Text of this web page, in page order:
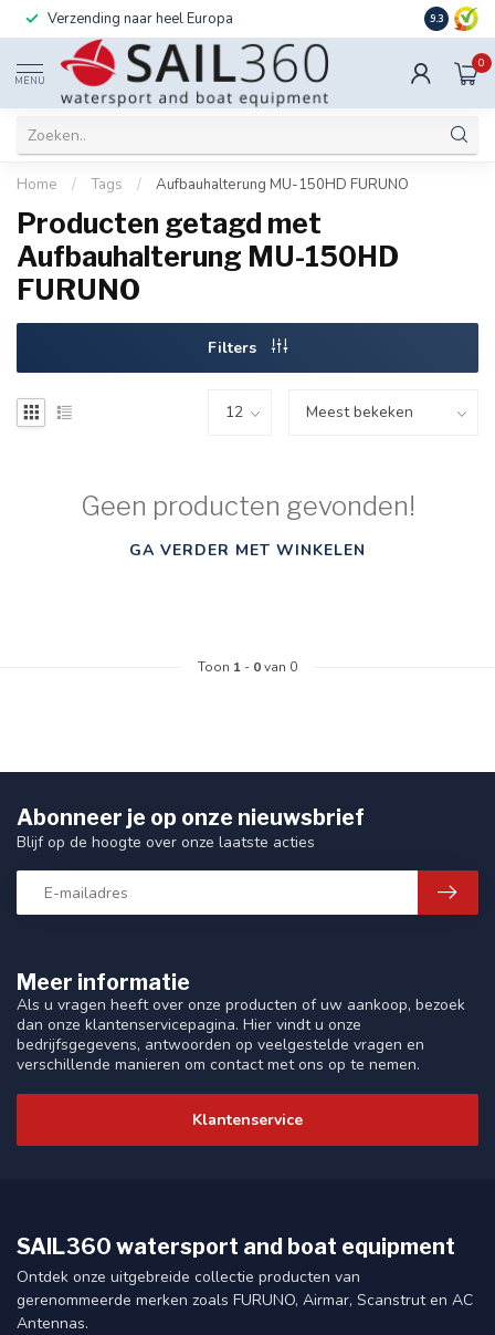
Verzending naar heel Europa Ook
9.3
MENU
0
Home / Tags / Aufbauhalterung MU-150HD FURUNO
Producten getagd met
Aufbauhalterung MU-150HD
FURUNO
Filters
Geen producten gevonden!
GA VERDER MET WINKELEN
Toon 1 - 0van 0
Meer informatie
Als u vragen heeft over onze producten of uw aankoop, bezoek
dan onze klantenservicepagina. Hier vindt u onze
bedrijfsgegevens, antwoorden op veelgestelde vragen en
verschillende manieren om contact met ons op te nemen.
Klantenservice
Abonneer je op onze nieuwsbrief
Blijf op de hoogte over onze laatste acties
SAIL360 watersport and boat equipment
Ontdek onze uitgebreide collectie producten van
gerenommeerde merken zoals FURUNO, Airmar, Scanstrut en AC
Antennas.